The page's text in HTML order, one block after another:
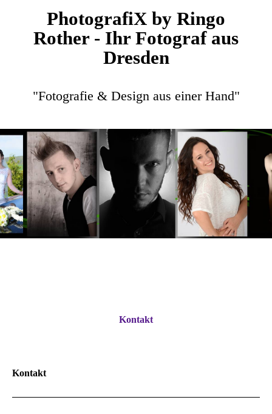
PhotografiX by Ringo
Rother - Ihr Fotograf aus
Dresden
"Fotografie & Design aus einer Hand"
Kontakt
Kontakt